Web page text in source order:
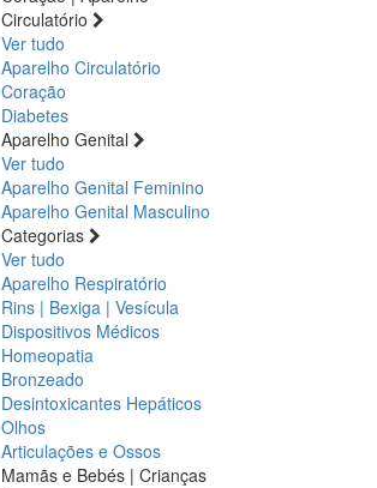
Circulatório
Ver tudo
Aparelho Circulatório
Coração
Diabetes
Aparelho Genital
Ver tudo
Aparelho Genital Feminino
Aparelho Genital Masculino
Categorias
Ver tudo
Aparelho Respiratório
Rins | Bexiga | Vesícula
Dispositivos Médicos
Homeopatia
Bronzeado
Desintoxicantes Hepáticos
Olhos
Articulações e Ossos
Mamãs e Bebés | Crianças